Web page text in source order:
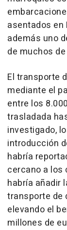
asentados en
además uno
de muchos
El transporte
mediante el
entre los
trasladada
investigado,
introducción
habría
cercano a los
habría añadir
transporte de
elevando el
millones de